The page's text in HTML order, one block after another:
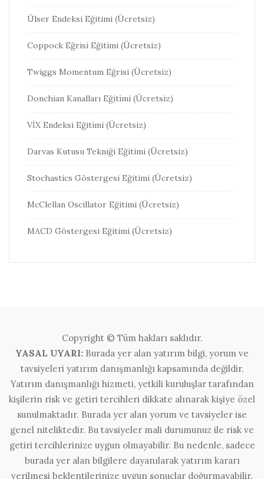
Ülser Endeksi Eğitimi (Ücretsiz)
Coppock Eğrisi Eğitimi (Ücretsiz)
Twiggs Momentum Eğrisi (Ücretsiz)
Donchian Kanalları Eğitimi (Ücretsiz)
VİX Endeksi Eğitimi (Ücretsiz)
Darvas Kutusu Tekniği Eğitimi (Ücretsiz)
Stochastics Göstergesi Eğitimi (Ücretsiz)
McClellan Oscillator Eğitimi (Ücretsiz)
MACD Göstergesi Eğitimi (Ücretsiz)
Copyright © Tüm hakları saklıdır.
YASAL UYARI: Burada yer alan yatırım bilgi, yorum ve
tavsiyeleri yatırım danışmanlığı kapsamında değildir.
Yatırım danışmanlığı hizmeti, yetkili kuruluşlar tarafından
kişilerin risk ve getiri tercihleri dikkate alınarak kişiye özel
sunulmaktadır. Burada yer alan yorum ve tavsiyeler ise
genel niteliktedir. Bu tavsiyeler mali durumunuz ile risk ve
getiri tercihlerinize uygun olmayabilir. Bu nedenle, sadece
burada yer alan bilgilere dayanılarak yatırım kararı
verilmesi beklentilerinize uygun sonuçlar doğurmayabilir.